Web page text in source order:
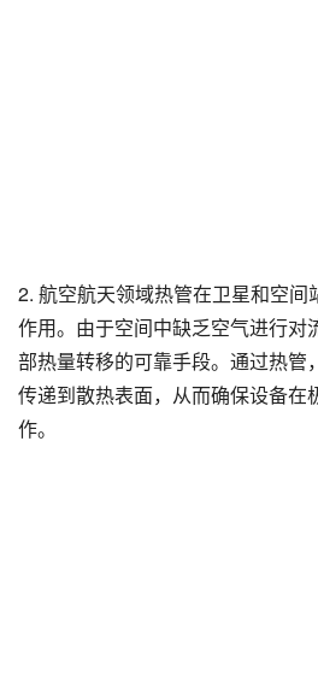
2. 航空航天领域热管在卫星和空
作用。由于空间中缺乏空气进行对
部热量转移的可靠手段。通过热管
传递到散热表面，从而确保设备在
作。